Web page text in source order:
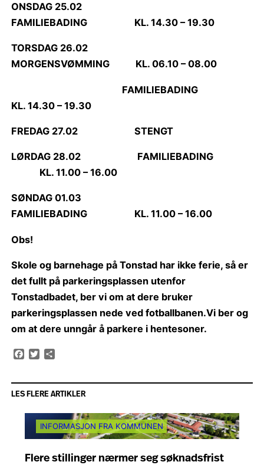
ONSDAG 25.02
FAMILIEBADING KL. 14.30 – 19.30
TORSDAG 26.02
MORGENSVØMMING KL. 06.10 – 08.00
FAMILIEBADING
KL. 14.30 – 19.30
FREDAG 27.02 STENGT
LØRDAG 28.02 FAMILIEBADING
KL. 11.00 – 16.00
SØNDAG 01.03
FAMILIEBADING KL. 11.00 – 16.00
Obs!
Skole og barnehage på Tonstad har ikke ferie, så er
det fullt på parkeringsplassen utenfor
Tonstadbadet, ber vi om at dere bruker
parkeringsplassen nede ved fotballbanen.Vi ber og
om at dere unngår å parkere i hentesoner.
Facebook
Twitter
LES FLERE ARTIKLER
INFORMASJON FRA KOMMUNEN
Flere stillinger nærmer seg søknadsfrist